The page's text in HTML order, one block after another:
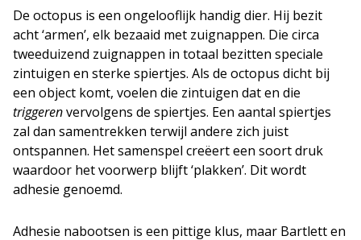
De octopus is een ongelooflijk handig dier. Hij bezit
acht ‘armen’, elk bezaaid met zuignappen. Die circa
tweeduizend zuignappen in totaal bezitten speciale
zintuigen en sterke spiertjes. Als de octopus dicht bij
een object komt, voelen die zintuigen dat en die
triggerenvervolgens de spiertjes. Een aantal spiertjes
zal dan samentrekken terwijl andere zich juist
ontspannen. Het samenspel creëert een soort druk
waardoor het voorwerp blijft ‘plakken’. Dit wordt
adhesie genoemd.
Adhesie nabootsen is een pittige klus, maar Bartlett en